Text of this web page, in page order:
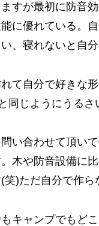
すが最初に防音
に優れている。
、寝れないと自
て自分で好きな
同じようにうるさ
い合わせて頂い
木や防音設備に
笑)ただ自分で作ら
キャンプでもど